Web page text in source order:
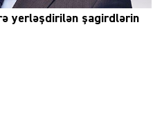
yerləşdirilən şagirdlərin